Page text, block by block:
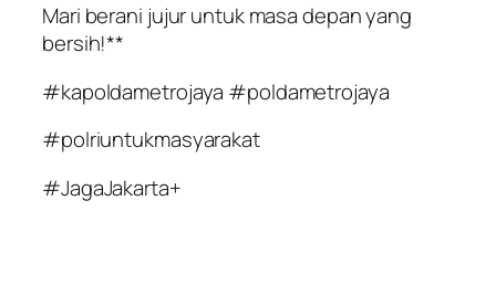
Mari berani jujur untuk masa depan yang
bersih!**
#kapoldametrojaya #poldametrojaya
#polriuntukmasyarakat
#JagaJakarta+